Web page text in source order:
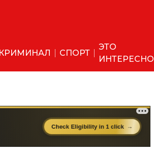
КРИМИНАЛ СПОРТ
ЭТО
ИНТЕРЕСНО